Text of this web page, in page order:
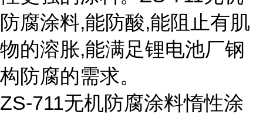
防腐涂料,能防酸,能阻止有肌
物的溶胀,能满足锂电池厂钢
构防腐的需求。
ZS-711无机防腐涂料惰性涂